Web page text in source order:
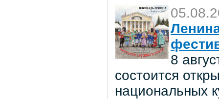
8
состоится
национальных